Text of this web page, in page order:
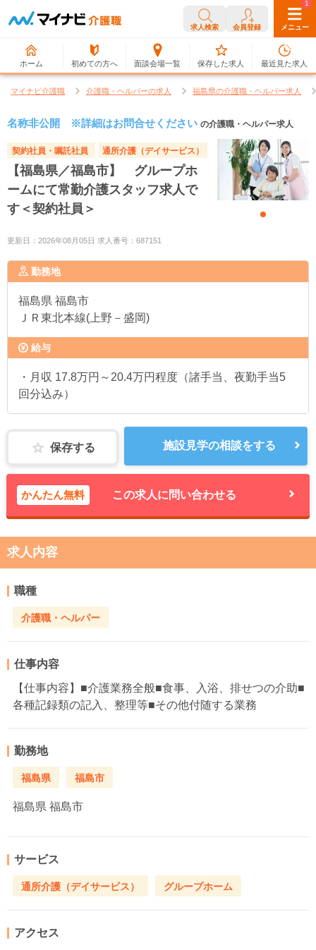
求人検索 会員登録 メニュー
ホーム 初めての方へ 面談会場一覧
0
保存した求人
1
最近見た求人
マイナビ介護職 介護職・ヘルパーの求人 福島県の介護職・ヘルパー求人
名称非公開 ※詳細はお問合せください の介護職・ヘルパー求人
契約社員・嘱託社員 通所介護（デイサービス）
【福島県／福島市】 グループホ
ームにて常勤介護スタッフ求人で
す＜契約社員＞
更新日：2026年08月05日 求人番号：687151
勤務地
福島県 福島市
ＪＲ東北本線(上野－盛岡)
給与
・月収 17.8万円～20.4万円程度（諸手当、夜勤手当5
回分込み）
保存する 施設見学の相談をする
かんたん無料 この求人に問い合わせる
求人内容
職種
介護職・ヘルパー
仕事内容
【仕事内容】■介護業務全般■食事、入浴、排せつの介助■
各種記録類の記入、整理等■その他付随する業務
勤務地
福島県 福島市
福島県 福島市
サービス
通所介護（デイサービス） グループホーム
アクセス